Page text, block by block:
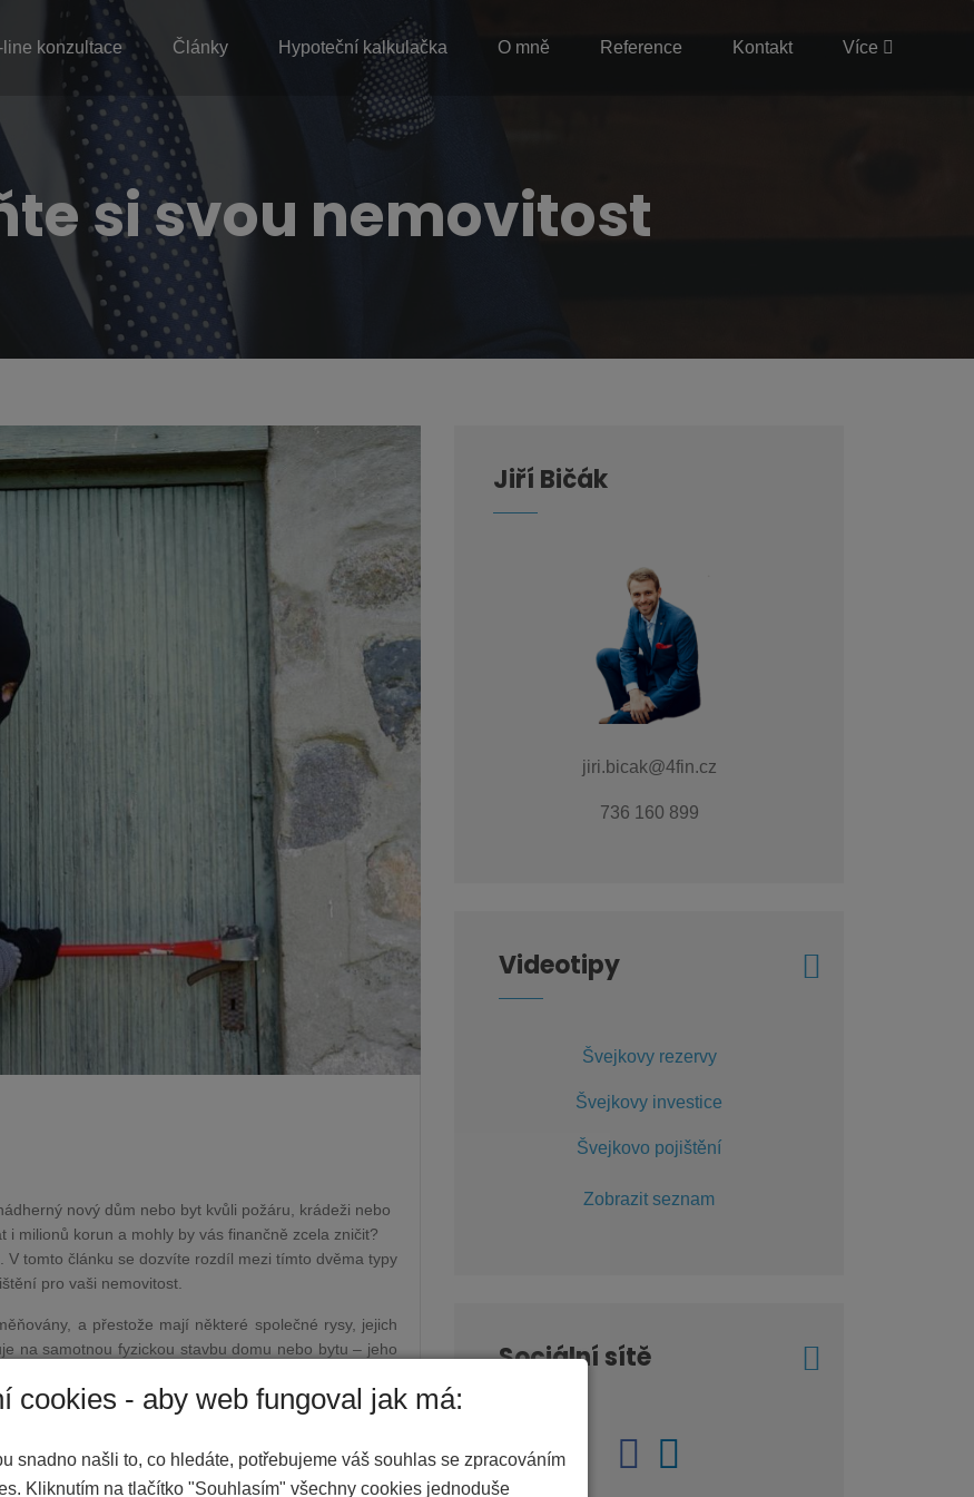
line konzultace Články Hypoteční kalkulačka O mně Reference Kontakt Více
si svou nemovitost
nový dům nebo byt kvůli požáru, krádeži nebo
milionů korun a mohly by vás finančně zcela zničit?
tomto článku se dozvíte rozdíl mezi tímto dvěma typy
pro vaši nemovitost.
a přestože mají některé společné rysy, jejich
na samotnou fyzickou stavbu domu nebo bytu – jeho
by se tedy váš dům poškodil v důsledku například
na opravu nebo obnovu.
vlastnictví v domě či bytě - nábytek, elektroniku,
vloupání a ztrátě cenných předmětů, toto pojištění
říct, že pojištění domácnosti kryje to, co byste si v
Jiří Bičák
jiri.bicak@4fin.cz
736 160 899
Videotipy
Švejkovy rezervy
Švejkovy investice
Švejkovo pojištění
Zobrazit seznam
Sociální sítě
cookies - aby web fungoval jak má:
snadno našli to, co hledáte, potřebujeme váš souhlas se zpracováním
Kliknutím na tlačítko "Souhlasím" všechny cookies jednoduše